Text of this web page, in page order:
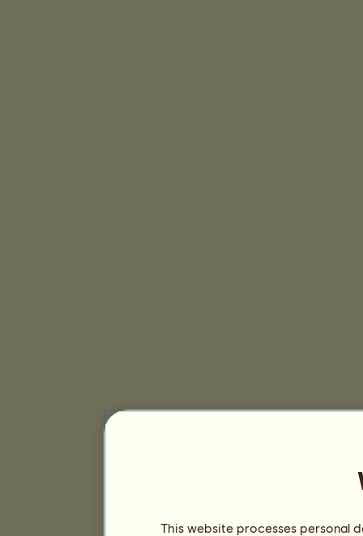
This website processes personal